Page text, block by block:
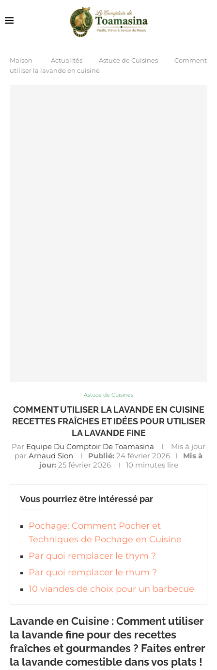
Maison Actualités Astuce de Cuisines
Comment
utiliser la lavande en cuisine
Astuce de Cuisines
COMMENT UTILISER LA LAVANDE EN CUISINE
RECETTES FRAÎCHES ET IDÉES POUR UTILISER
LA LAVANDE FINE
Par Equipe Du Comptoir De Toamasina
Mis à jour
par Arnaud Sion Publié: 24 février 2026
Mis à
jour: 25 février 2026 10 minutes lire
Vous pourriez être intéressé par
Pochage: Comment Pocher et
Techniques de Pochage en Cuisine
Par quoi remplacer le thym ?
Par quoi remplacer le rhum ?
10 viandes de choix pour un barbecue
Lavande en Cuisine : Comment utiliser
la lavande fine pour des recettes
fraîches et gourmandes ? Faites entrer
la lavande comestible dans vos plats !